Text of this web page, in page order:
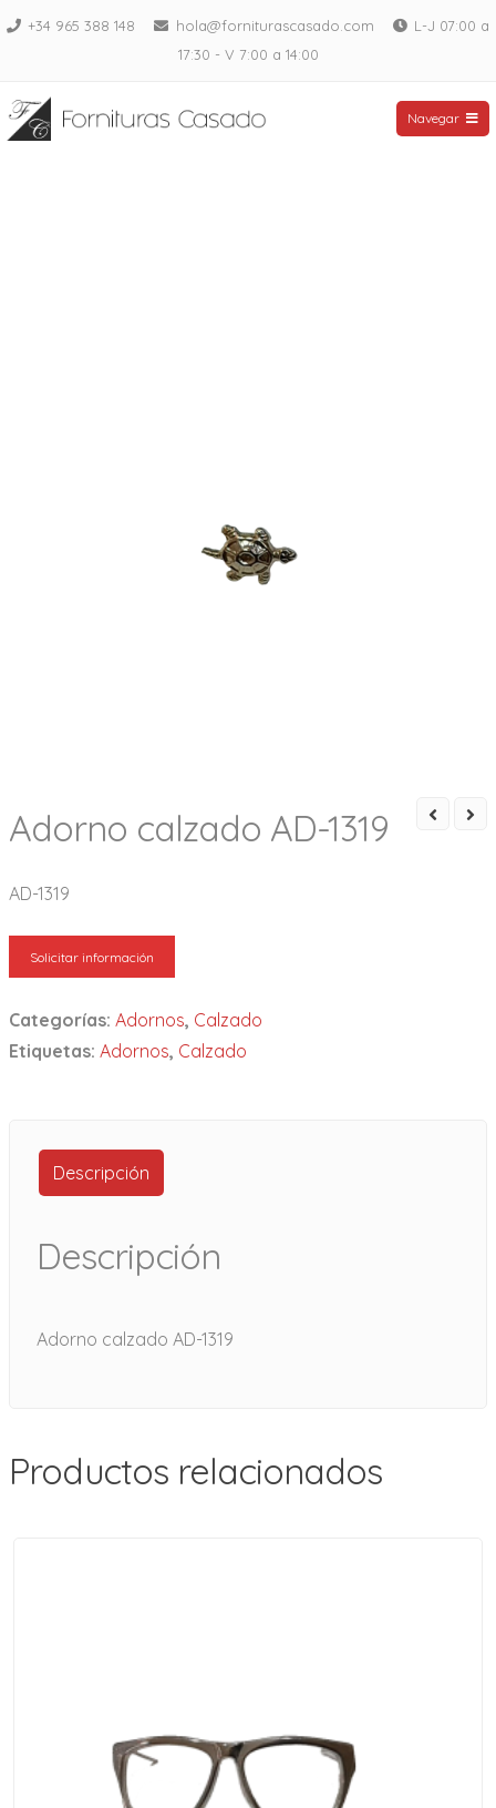
Saltar+34 965 388 148 hola@forniturascasado.com
L-J 07:00 a
17:30 - V 7:00 a 14:00
Fornituras Casado
Navegar
Adorno calzado AD-1319
AD-1319
Solicitar información
Categorías: Adornos, Calzado
Etiquetas: Adornos, Calzado
Descripción
Descripción
Adorno calzado AD-1319
Productos relacionados